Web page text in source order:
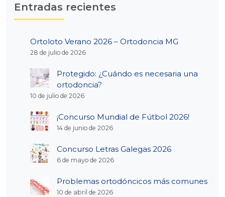
Entradas recientes
Ortoloto Verano 2026 – Ortodoncia MG
28 de julio de 2026
Protegido: ¿Cuándo es necesaria una
ortodoncia?
10 de julio de 2026
¡Concurso Mundial de Fútbol 2026!
14 de junio de 2026
Concurso Letras Galegas 2026
6 de mayo de 2026
Problemas ortodóncicos más comunes
10 de abril de 2026